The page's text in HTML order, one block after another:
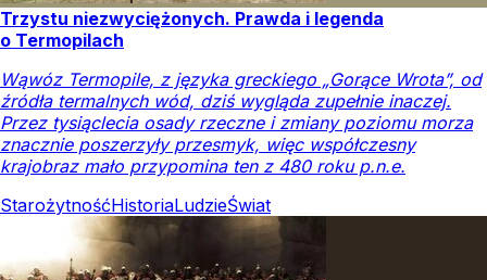
Trzystu niezwyciężonych. Prawda i legenda
o Termopilach
Wąwóz Termopile, z języka greckiego „Gorące Wrota”, od
źródła termalnych wód, dziś wygląda zupełnie inaczej.
Przez tysiąclecia osady rzeczne i zmiany poziomu morza
znacznie poszerzyły przesmyk, więc współczesny
krajobraz mało przypomina ten z 480 roku p.n.e.
StarożytnośćHistoriaLudzieŚwiat